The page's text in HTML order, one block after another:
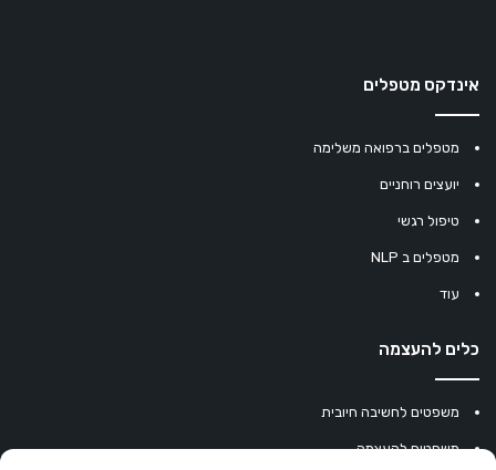
אינדקס מטפלים
מטפלים ברפואה משלימה
יועצים רוחניים
טיפול רגשי
מטפלים ב NLP
עוד
כלים להעצמה
משפטים לחשיבה חיובית
משפטים להעצמה